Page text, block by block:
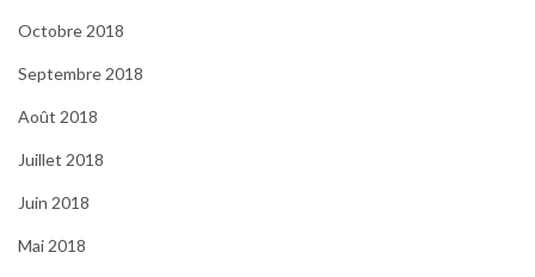
Octobre 2018
Septembre 2018
Août 2018
Juillet 2018
Juin 2018
Mai 2018